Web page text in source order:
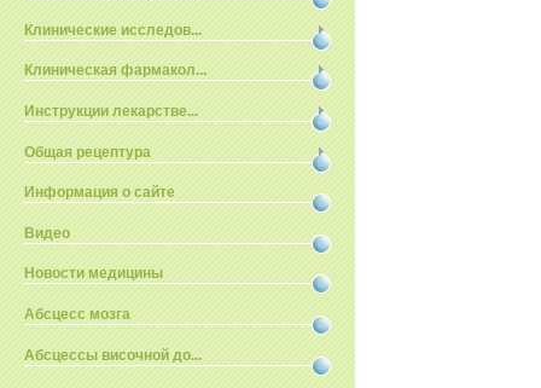
Клинические исследов...
Клиническая фармакол...
Инструкции лекарстве...
Общая рецептура
Информация о сайте
Видео
Новости медицины
Абсцесс мозга
Абсцессы височной до...